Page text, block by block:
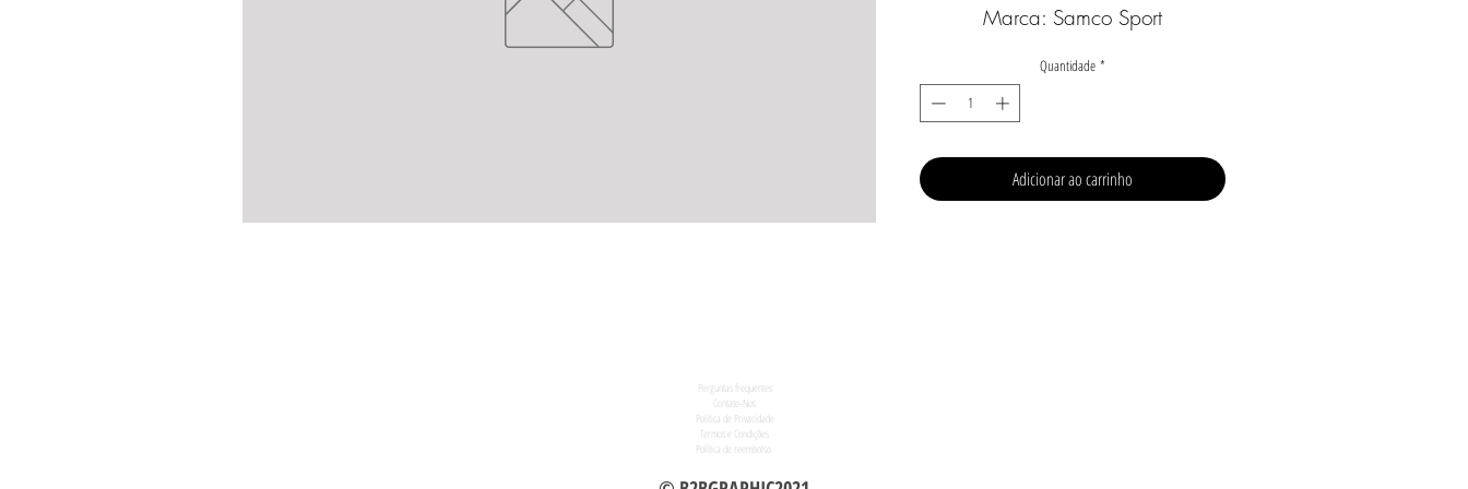
Marca: Samco Sport
Quantidade *
Adicionar ao carrinho
Perguntas frequentes
Contate-Nos
Política de Privacidade
Termos e Condições
Política de reembolso